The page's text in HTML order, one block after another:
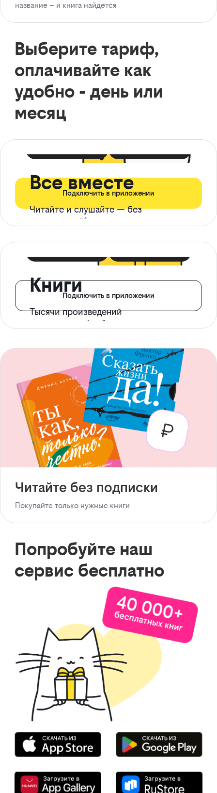
название – и книга найдется
Выберите тариф,
оплачивайте как
удобно - день или
месяц
Все вместе
Читайте и слушайте — без
ограничений*
Подключить в приложении
Книги
Тысячи произведений
с доступом офлайн
Подключить в приложении
Читайте без подписки
Покупайте только нужные книги
Попробуйте наш
сервис бесплатно